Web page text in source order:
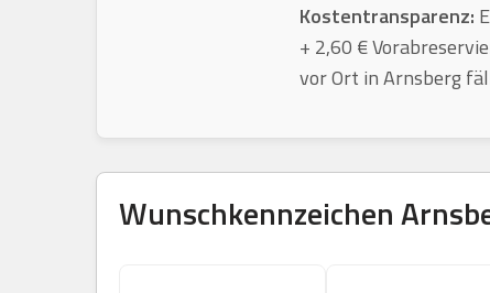
Kostentransparenz:
+ 2,60 €
vor Ort in Arnsberg
Wunschkennzeichen